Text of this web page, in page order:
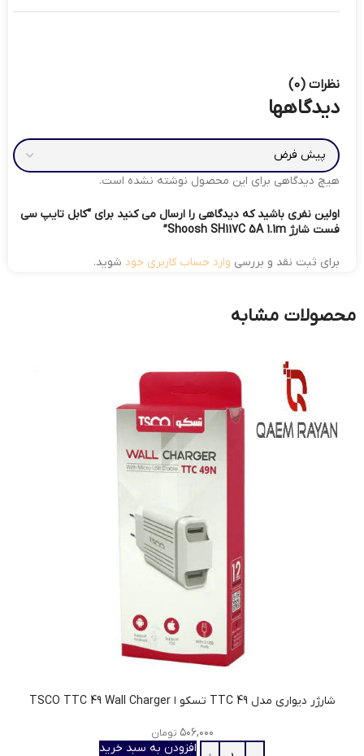
نظرات (0)
دیدگاهها
هیچ دیدگاهی برای این محصول نوشته نشده است.
اولین نفری باشید که دیدگاهی را ارسال می کنید برای “کابل تایپ سی
فست شارژ Shoosh SH117C 5A 1.1m”
برای ثبت نقد و بررسی وارد حساب کاربری خود شوید.
محصولات مشابه
شارژر دیواری مدل TTC 49 تسکو ا TSCO TTC 49 Wall Charger
۵۰۶,۰۰۰ تومان
افزودن به سبد خرید